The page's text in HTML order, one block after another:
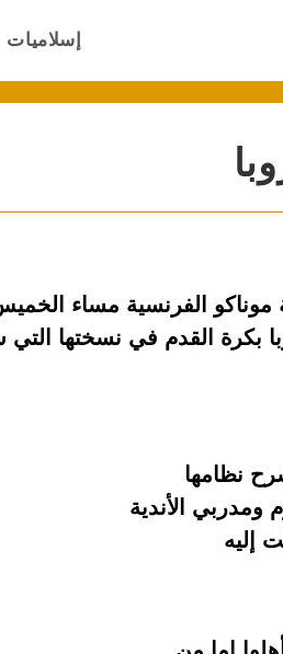
إسلاميات
موناكو الفرنسية مساء
بكرة القدم في نسختها
نظامها
ومدربي الأندية
إليه